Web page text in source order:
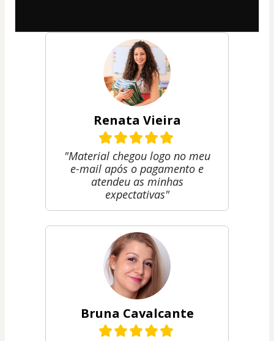
Renata Vieira
"Material chegou logo no meu
e-mail após o pagamento e
atendeu as minhas
expectativas"
Bruna Cavalcante